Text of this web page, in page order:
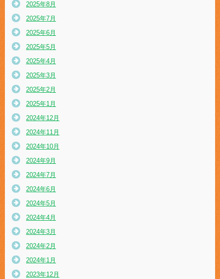
2025年8月
2025年7月
2025年6月
2025年5月
2025年4月
2025年3月
2025年2月
2025年1月
2024年12月
2024年11月
2024年10月
2024年9月
2024年7月
2024年6月
2024年5月
2024年4月
2024年3月
2024年2月
2024年1月
2023年12月